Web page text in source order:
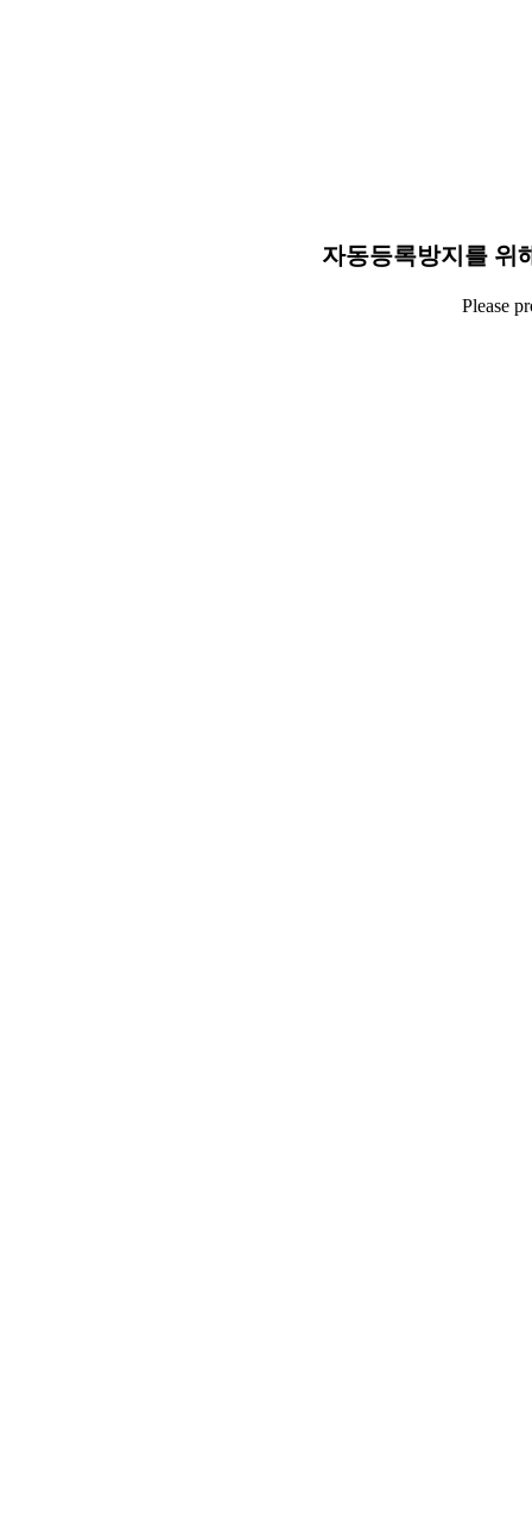
자동등록방지를 위
Please